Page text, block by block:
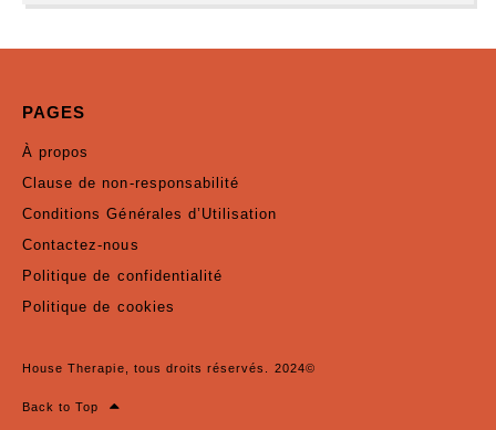
PAGES
À propos
Clause de non-responsabilité
Conditions Générales d’Utilisation
Contactez-nous
Politique de confidentialité
Politique de cookies
House Therapie, tous droits réservés. 2024©
Back to Top